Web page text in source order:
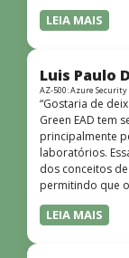
LEIA MAIS
Luis Paulo
AZ-500: Azure
“Gostaria de
Green EAD tem
principalmente
laboratórios.
dos conceitos
permitindo que
conhecimentos
ponto muito
LEIA MAIS